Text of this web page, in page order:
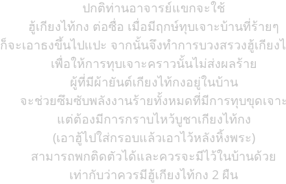
ปกติท่านอาจารย์แขกจะใช้
ฮู้เกียงไท้กง ต่อซื่อ เมื่อมีฤกษ์ทุบเจาะบ้านที่ร้ายๆ
ก็จะเอาธงขึ้นไปแปะ จากนั้นจึงทำการบวงสรวงฮู้เกียง
เพื่อให้การทุบเจาะคราวนั้นไม่ส่งผลร้าย
ผู้ที่มีผ้ายันต์เกียงไท้กงอยู่ในบ้าน
จะช่วยซึมซับพลังงานร้ายทั้งหมดที่มีการทุบขุดเจาะ
แต่ต้องมีการกราบไหว้บูชาเกียงไท้กง
(เอาฮู้ไปใส่กรอบแล้วเอาไว้หลังหิ้งพระ)
สามารถพกติดตัวได้และควรจะมีไว้ในบ้านด้วย
เท่ากับว่าควรมีฮู้เกียงไท้กง 2 ผืน